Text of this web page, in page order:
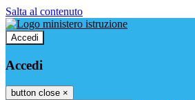
Salta al contenuto
Accedi
Accedi
button close ×